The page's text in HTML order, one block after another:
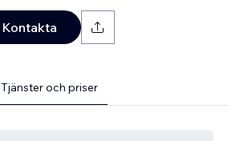
Kontakta
Tjänster och priser